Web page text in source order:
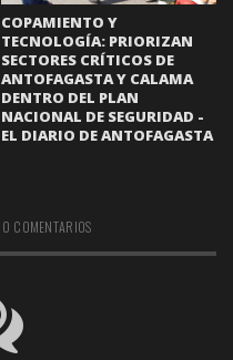
COPAMIENTO Y
TECNOLOGÍA: PRIORIZAN
SECTORES CRÍTICOS DE
ANTOFAGASTA Y CALAMA
DENTRO DEL PLAN
NACIONAL DE SEGURIDAD -
EL DIARIO DE ANTOFAGASTA
0 COMENTARIOS